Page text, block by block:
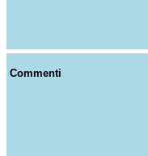
Commenti